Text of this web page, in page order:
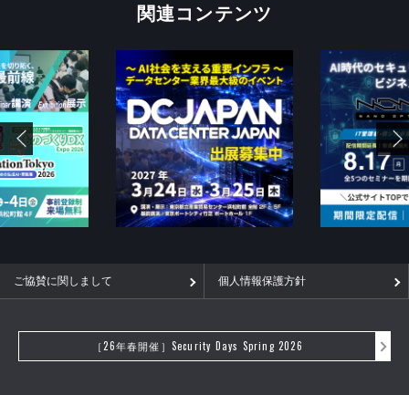
関連コンテンツ
ご協賛に関しまして 個人情報保護方針
［26年春開催］Security Days Spring 2026